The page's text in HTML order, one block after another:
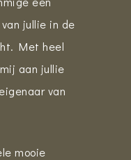
jullie in de
Met heel
aan jullie
van
mooie